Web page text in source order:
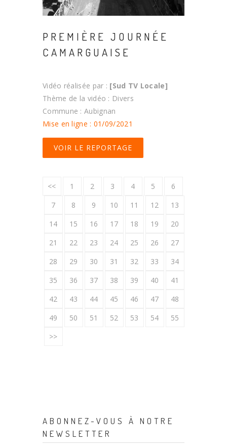
PREMIÈRE JOURNÉE
CAMARGUAISE
Vidéo réalisée par : [Sud TV Locale]
Thème de la vidéo : Divers
Commune : Aubignan
Mise en ligne : 01/09/2021
VOIR LE REPORTAGE
<< 1 2 3 4 5
6
7
8 9 10 11 12
13
14
15 16 17 18 19
20
21
22 23 24 25 26
27
28
29 30 31 32 33
34
35
36 37 38 39 40
41
42
43 44 45 46 47
48
49
50 51 52 53 54
55
>>
ABONNEZ-VOUS À NOTRE
NEWSLETTER